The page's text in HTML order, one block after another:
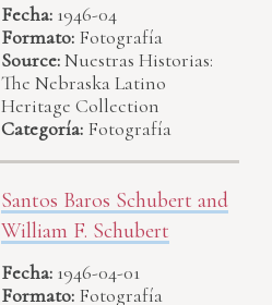
Fecha: 1946-04
Formato: Fotografía
Source:Nuestras Historias:
The Nebraska Latino
Heritage Collection
Categoría: Fotografía
Santos Baros Schubert and
William F. Schubert
Fecha: 1946-04-01
Formato: Fotografía